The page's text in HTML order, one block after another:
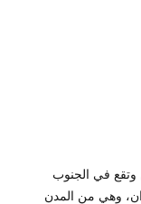
وتقع في الجنوب
وهي من المدن